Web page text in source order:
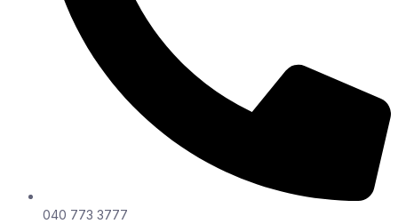
040 773 3777